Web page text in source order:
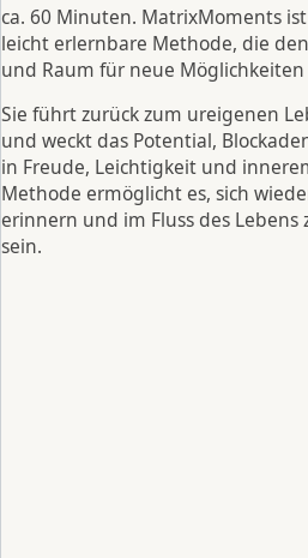
ca. 60 Minuten. MatrixMoments
leicht erlernbare Methode, die
und Raum für neue
Sie führt zurück zum ureigenen
und weckt das Potential,
in Freude, Leichtigkeit und
Methode ermöglicht es, sich
erinnern und im Fluss des Lebens
sein.